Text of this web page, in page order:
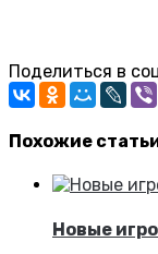
Поделиться в
Похожие
Новые